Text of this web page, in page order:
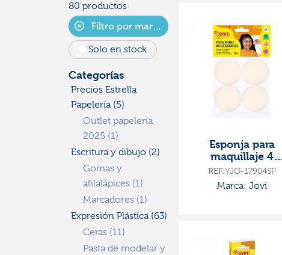
80 productos
Filtro por marca
Solo en stock
Categorías
Precios Estrella
Papelería (5)
Outlet papelería
2025 (1)
Escritura y dibujo (2)
Gomas y
afilalápices (1)
Marcadores (1)
Expresión Plástica (63)
Ceras (11)
Pasta de modelar y
Esponja para
maquillaje 4
unidades
REF:YJO-17904SP
Marca: Jovi